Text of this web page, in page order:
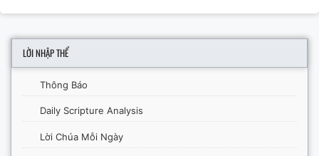
LỜI NHẬP THỂ
Thông Báo
Daily Scripture Analysis
Lời Chúa Mỗi Ngày